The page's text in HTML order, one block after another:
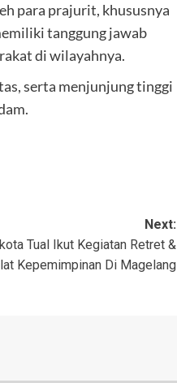
para prajurit, khususnya
tanggung jawab
di wilayahnya.
serta menjunjung tinggi
Next:
Tual Ikut Kegiatan Retret &
Kepemimpinan Di Magelang